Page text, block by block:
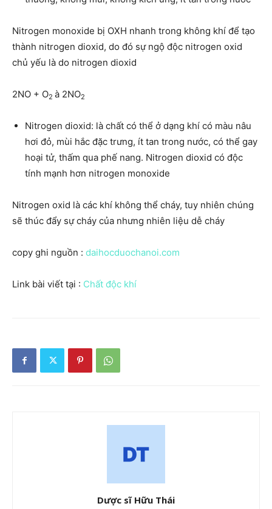
Nitrogen monoxide bị OXH nhanh trong không khí để tạo
thành nitrogen dioxid, do đó sự ngộ độc nitrogen oxid
chủ yếu là do nitrogen dioxid
2NO + O2 à 2NO2
Nitrogen dioxid: là chất có thể ở dạng khí có màu nâu
hơi đỏ, mùi hắc đặc trưng, ít tan trong nước, có thể gay
hoại tử, thấm qua phế nang. Nitrogen dioxid có độc
tính mạnh hơn nitrogen monoxide
Nitrogen oxid là các khí không thể cháy, tuy nhiên chúng
sẽ thúc đẩy sự cháy của nhưng nhiên liệu dễ cháy
copy ghi nguồn : daihocduochanoi.com
Link bài viết tại : Chất độc khí
Dược sĩ Hữu Thái